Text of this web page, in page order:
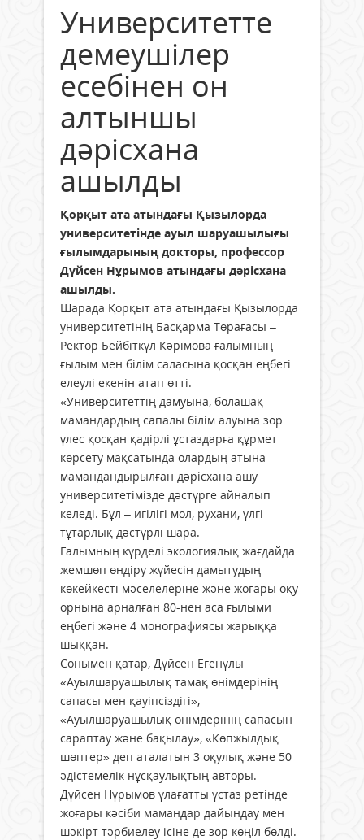
Университетте
демеушілер
есебінен он
алтыншы
дәрісхана
ашылды
Қорқыт ата атындағы Қызылорда
университетінде ауыл шаруашылығы
ғылымдарының докторы, профессор
Дүйсен Нұрымов атындағы дәрісхана
ашылды.
Шарада Қорқыт ата атындағы Қызылорда
университетінің Басқарма Төрағасы –
Ректор Бейбіткүл Кәрімова ғалымның
ғылым мен білім саласына қосқан еңбегі
елеулі екенін атап өтті.
«Университеттің дамуына, болашақ
мамандардың сапалы білім алуына зор
үлес қосқан қадірлі ұстаздарға құрмет
көрсету мақсатында олардың атына
мамандандырылған дәрісхана ашу
университетімізде дәстүрге айналып
келеді. Бұл – игілігі мол, рухани, үлгі
тұтарлық дәстүрлі шара.
Ғалымның күрделі экологиялық жағдайда
жемшөп өндіру жүйесін дамытудың
көкейкесті мәселелеріне және жоғары оқу
орнына арналған 80-нен аса ғылыми
еңбегі және 4 монографиясы жарыққа
шыққан.
Сонымен қатар, Дүйсен Егенұлы
«Ауылшаруашылық тамақ өнімдерінің
сапасы мен қауіпсіздігі»,
«Ауылшаруашылық өнімдерінің сапасын
сараптау және бақылау», «Көпжылдық
шөптер» деп аталатын 3 оқулық және 50
әдістемелік нұсқаулықтың авторы.
Дүйсен Нұрымов ұлағатты ұстаз ретінде
жоғары кәсіби мамандар дайындау мен
шәкірт тәрбиелеу ісіне де зор көңіл бөлді.